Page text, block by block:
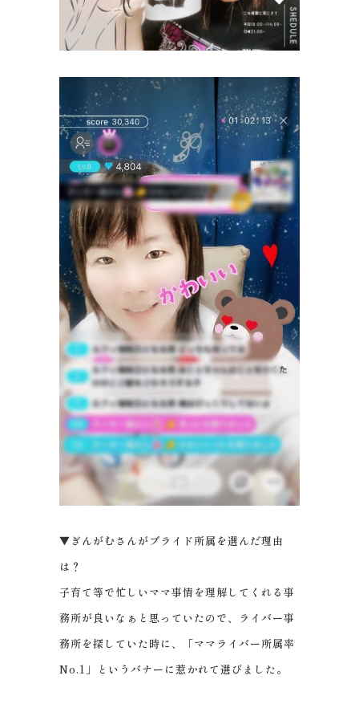
▼ぎんがむさんがブライド所属を選んだ理由
は？
子育て等で忙しいママ事情を理解してくれる事
務所が良いなぁと思っていたので、ライバー事
務所を探していた時に、「ママライバー所属率
No.1」というバナーに惹かれて選びました。